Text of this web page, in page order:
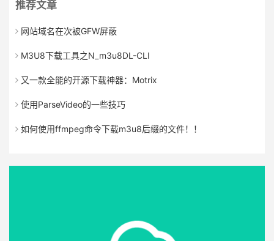
推荐文章
网站域名在次被GFW屏蔽
M3U8下载工具之N_m3u8DL-CLI
又一款全能的开源下载神器：Motrix
使用ParseVideo的一些技巧
如何使用ffmpeg命令下载m3u8后缀的文件！！